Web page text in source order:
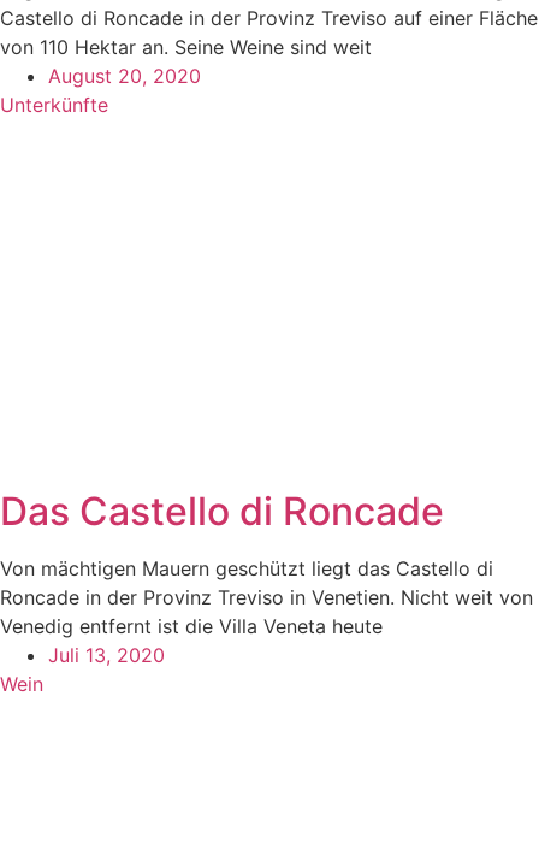
Castello di Roncade in der Provinz Treviso auf einer Fläche
von 110 Hektar an. Seine Weine sind weit
August 20, 2020
Unterkünfte
Das Castello di Roncade
Von mächtigen Mauern geschützt liegt das Castello di
Roncade in der Provinz Treviso in Venetien. Nicht weit von
Venedig entfernt ist die Villa Veneta heute
Juli 13, 2020
Wein